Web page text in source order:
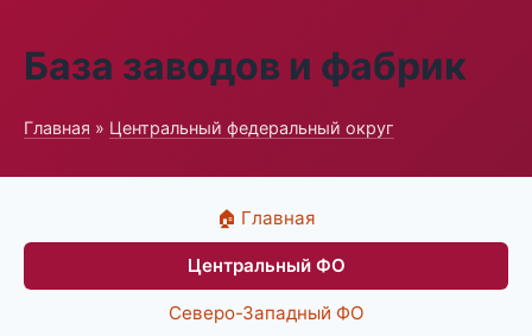
База заводов и фабрик
Главная » Центральный федеральный округ
🏠 Главная
Центральный ФО
Северо-Западный ФО